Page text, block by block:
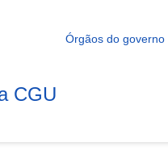
Órgãos do governo
CGU